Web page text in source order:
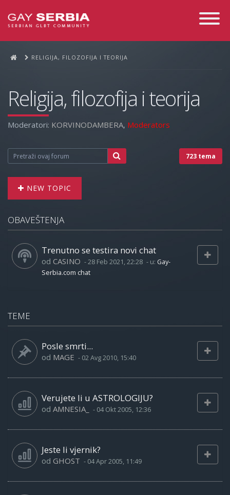
Toggle
RELIGIJA, FILOZOFIJA I TEORIJA
Religija, filozofija i teorija
Moderatori: KORVINODAMBERA, Moderators
723 tema
NEW TOPIC
OBAVEŠTENJA
Trenutno se testira novi chat
od CASINO -28 Feb 2021, 22:28 - u: Gay-
Serbia.com chat
TEME
Posle smrti...
od MAGE - 02 Avg 2010, 15:40
Verujete li u ASTROLOGIJU?
od AMNESIA_ - 04 Okt 2005, 12:36
Jeste li vjernik?
od GHOST - 04 Apr 2005, 11:49